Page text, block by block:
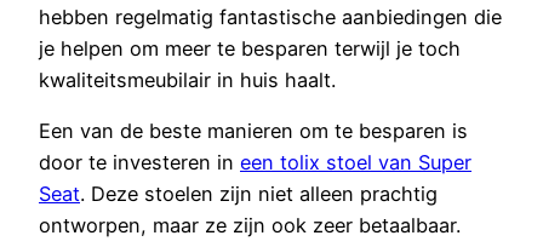
hebben regelmatig fantastische aanbiedingen die
je helpen om meer te besparen terwijl je toch
kwaliteitsmeubilair in huis haalt.
Een van de beste manieren om te besparen is
door te investeren in een tolix stoel van Super
Seat. Deze stoelen zijn niet alleen prachtig
ontworpen, maar ze zijn ook zeer betaalbaar.